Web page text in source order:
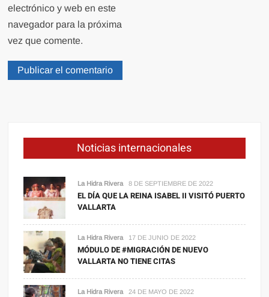
electrónico y web en este
navegador para la próxima
vez que comente.
Noticias internacionales
La Hidra Rivera 8 DE SEPTIEMBRE DE 2022
EL DÍA QUE LA REINA ISABEL II VISITÓ PUERTO
VALLARTA
La Hidra Rivera 17 DE JUNIO DE 2022
MÓDULO DE #MIGRACIÓN DE NUEVO
VALLARTA NO TIENE CITAS
La Hidra Rivera 24 DE MAYO DE 2022